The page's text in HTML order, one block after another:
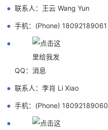
联系人：王云 Wang Yun
手机：(Phone) 18092189061
QQ：
联系人：李肖 Li Xiao
手机：(Phone) 18092189060